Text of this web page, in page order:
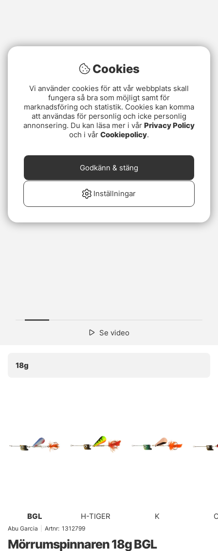
Se video
18g
BGL H-TIGER K
Abu Garcia Artnr: 1312799
Mörrumspinnaren 18g BGL
Cookies
Vi använder cookies för att vår webbplats skall
fungera så bra som möjligt samt för
marknadsföring och statistik. Cookies kan komma
att användas för personlig och icke personlig
annonsering. Du kan läsa mer i vår Privacy Policy
och i vår Cookiepolicy.
Inställningar
Godkänn & stäng